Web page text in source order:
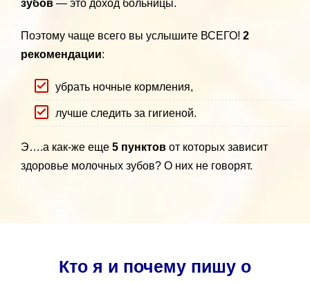
зубов— это доход больницы.
Поэтому чаще всего вы услышите ВСЕГО! 2
рекомендации:
убрать ночные кормления,
лучше следить за гигиеной.
Э….а как-же еще 5 пунктовот которых зависит
здоровье молочных зубов? О них не говорят.
Кто я и почему пишу о